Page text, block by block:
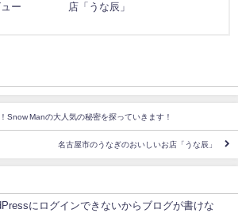
ー
店「うな辰」
Snow Manの大人気の秘密を探っていきます！
名古屋市のうなぎのおいしいお店「うな辰」
にログインできないからブログが書けな